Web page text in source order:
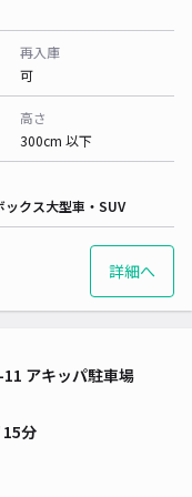
再入庫
可
高さ
300cm 以下
ックス大型車・SUV
詳細へ
アキッパ駐車場
分